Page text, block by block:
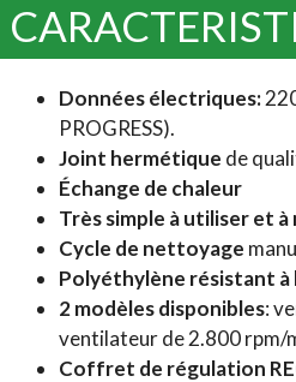
Données électriques:
PROGRESS).
Joint hermétique de
Échange de chaleur
Très simple à utiliser et
Cycle de nettoyage
Polyéthylène résistant à
2modèlesdisponibles:
ventilateur de 2.800 rpm/
Coffret de régulation